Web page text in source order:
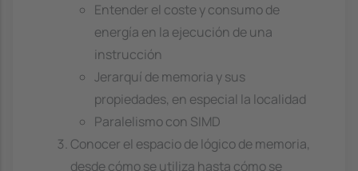
Entender el coste y consumo de
energía en la ejecución de una
instrucción
Jerarquí de memoria y sus
propiedades, en especial la localidad
Paralelismo con SIMD
Conocer el espacio de lógico de memoria,
desde cómo se utiliza hasta cómo se